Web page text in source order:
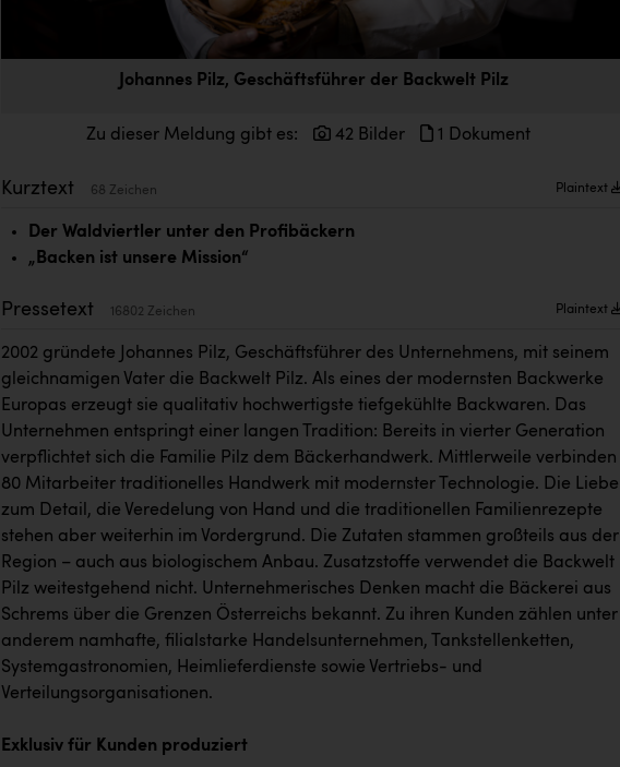
Johannes Pilz, Geschäftsführer der Backwelt Pilz
Zu dieser Meldung gibt es: 42 Bilder 1 Dokument
Kurztext 68 Zeichen Plaintext
Der Waldviertler unter den Profibäckern
„Backen ist unsere Mission“
Pressetext 16802 Zeichen Plaintext
2002 gründete Johannes Pilz, Geschäftsführer des Unternehmens, mit seinem
gleichnamigen Vater die Backwelt Pilz. Als eines der modernsten Backwerke
Europas erzeugt sie qualitativ hochwertigste tiefgekühlte Backwaren. Das
Unternehmen entspringt einer langen Tradition: Bereits in vierter Generation
verpflichtet sich die Familie Pilz dem Bäckerhandwerk. Mittlerweile verbinden
80 Mitarbeiter traditionelles Handwerk mit modernster Technologie. Die Liebe
zum Detail, die Veredelung von Hand und die traditionellen Familienrezepte
stehen aber weiterhin im Vordergrund. Die Zutaten stammen großteils aus der
Region – auch aus biologischem Anbau. Zusatzstoffe verwendet die Backwelt
Pilz weitestgehend nicht. Unternehmerisches Denken macht die Bäckerei aus
Schrems über die Grenzen Österreichs bekannt. Zu ihren Kunden zählen unter
anderem namhafte, filialstarke Handelsunternehmen, Tankstellenketten,
Systemgastronomien, Heimlieferdienste sowie Vertriebs- und
Verteilungsorganisationen.
Exklusiv für Kunden produziert